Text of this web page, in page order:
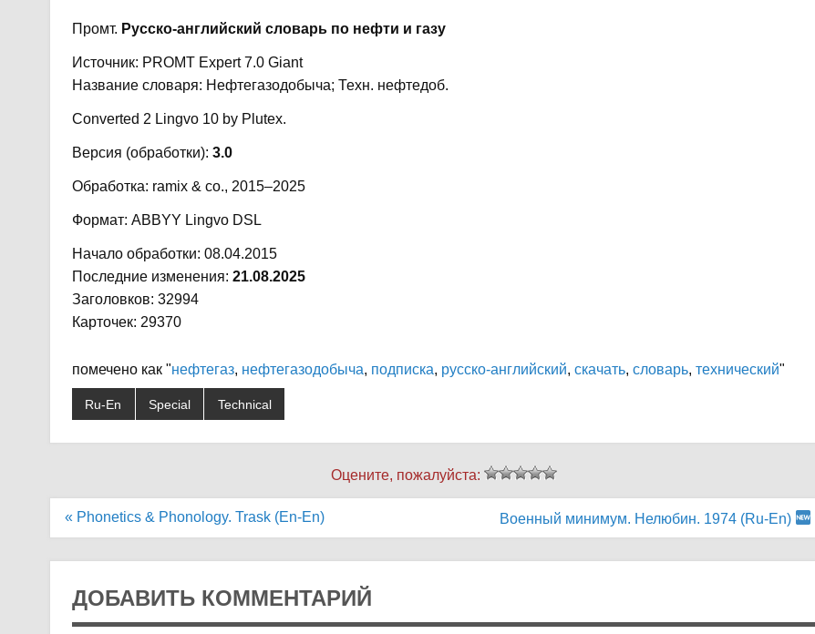
Промт. Русско-английский словарь по нефти и газу
Источник: PROMT Expert 7.0 Giant
Название словаря: Нефтегазодобыча; Техн. нефтедоб.
Converted 2 Lingvo 10 by Plutex.
Версия (обработки): 3.0
Обработка: ramix & co., 2015–2025
Формат: ABBYY Lingvo DSL
Начало обработки: 08.04.2015
Последние изменения: 21.08.2025
Заголовков: 32994
Карточек: 29370
помечено как "нефтегаз, нефтегазодобыча, подписка, русско-английский, скачать, словарь, технический"
Ru-En Special Technical
Оцените, пожалуйста:
Навигация
« Phonetics & Phonology. Trask (En-En) Военный минимум. Нелюбин. 1974 (Ru-En)
ДОБАВИТЬ КОММЕНТАРИЙ